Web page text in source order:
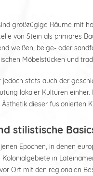
großzügige Räume mit
von Stein als primäres
weißen, beige- oder
Möbelstücken und
stets auch der
lokaler Kulturen
dieser fusionierten
stilistische
Epochen, in denen
in
Ort mit den regionalen